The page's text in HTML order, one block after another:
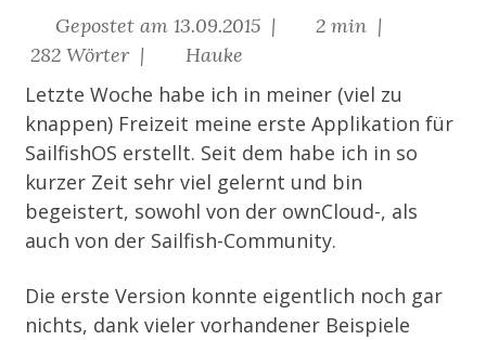
Gepostet am 13.09.2015 |
2 min |
282 Wörter |
Hauke
Letzte Woche habe ich in meiner (viel zu
knappen) Freizeit meine erste Applikation für
SailfishOS erstellt. Seit dem habe ich in so
kurzer Zeit sehr viel gelernt und bin
begeistert, sowohl von der ownCloud-, als
auch von der Sailfish-Community.
Die erste Version konnte eigentlich noch gar
nichts, dank vieler vorhandener Beispiele